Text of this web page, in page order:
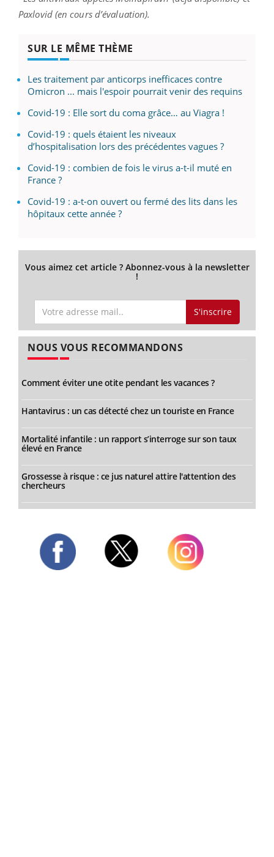
Paxlovid (en cours d’évaluation).
SUR LE MÊME THÈME
Les traitement par anticorps inefficaces contre
Omicron ... mais l'espoir pourrait venir des requins
Covid-19 : Elle sort du coma grâce… au Viagra !
Covid-19 : quels étaient les niveaux
d’hospitalisation lors des précédentes vagues ?
Covid-19 : combien de fois le virus a-t-il muté en
France ?
Covid-19 : a-t-on ouvert ou fermé des lits dans les
hôpitaux cette année ?
Vous aimez cet article ? Abonnez-vous à la newsletter
!
S'inscrire
NOUS VOUS RECOMMANDONS
Comment éviter une otite pendant les vacances ?
Hantavirus : un cas détecté chez un touriste en France
Mortalité infantile : un rapport s’interroge sur son taux
élevé en France
Grossesse à risque : ce jus naturel attire l'attention des
chercheurs